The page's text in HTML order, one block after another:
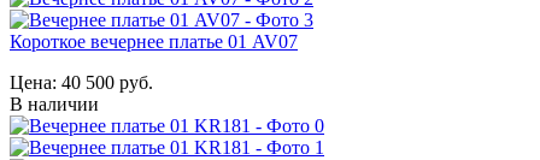
Короткое вечернее платье 01 AV07
Цена: 40 500 руб.
В наличии